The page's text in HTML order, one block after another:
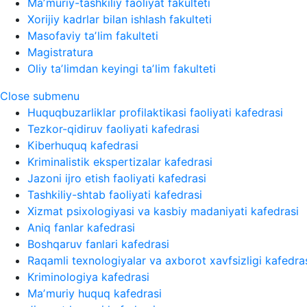
Maʼmuriy-tashkiliy faoliyat fakulteti
Xorijiy kadrlar bilan ishlash fakulteti
Masofaviy taʼlim fakulteti
Magistratura
Oliy taʼlimdan keyingi taʼlim fakulteti
Close submenu
Huquqbuzarliklar profilaktikasi faoliyati kafedrasi
Tezkor-qidiruv faoliyati kafedrasi
Kiberhuquq kafedrasi
Kriminalistik ekspertizalar kafedrasi
Jazoni ijro etish faoliyati kafedrasi
Tashkiliy-shtab faoliyati kafedrasi
Xizmat psixologiyasi va kasbiy madaniyati kafedrasi
Aniq fanlar kafedrasi
Boshqaruv fanlari kafedrasi
Raqamli texnologiyalar va axborot xavfsizligi
Kriminologiya kafedrasi
Maʼmuriy huquq kafedrasi